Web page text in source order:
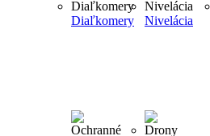
Diaľkomery Nivelácia